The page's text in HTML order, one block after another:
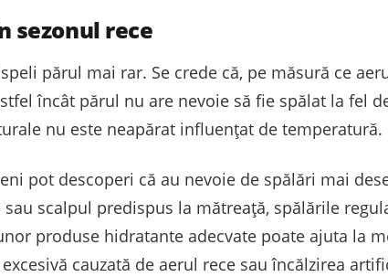
sezonul rece
părul mai rar. Se crede că, pe măsură ce
încât părul nu are nevoie să fie spălat la fel
nu este neapărat influențat de temperatură.
pot descoperi că au nevoie de spălări mai
scalpul predispus la mătreață, spălările
produse hidratante adecvate poate ajuta la
cauzată de aerul rece sau încălzirea